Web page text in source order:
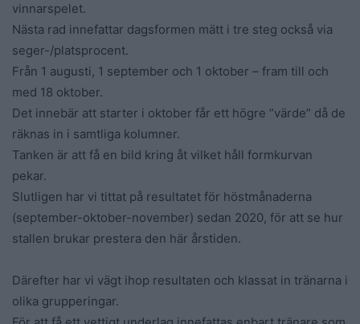
vinnarspelet.
Nästa rad innefattar dagsformen mätt i tre steg också via
seger-/platsprocent.
Från 1 augusti, 1 september och 1 oktober – fram till och
med 18 oktober.
Det innebär att starter i oktober får ett högre ”värde” då de
räknas in i samtliga kolumner.
Tanken är att få en bild kring åt vilket håll formkurvan
pekar.
Slutligen har vi tittat på resultatet för höstmånaderna
(september-oktober-november) sedan 2020, för att se hur
stallen brukar prestera den här årstiden.
Därefter har vi vägt ihop resultaten och klassat in tränarna i
olika grupperingar.